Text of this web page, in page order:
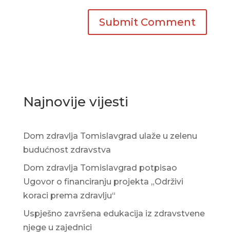
Najnovije vijesti
Dom zdravlja Tomislavgrad ulaže u zelenu
budućnost zdravstva
Dom zdravlja Tomislavgrad potpisao
Ugovor o financiranju projekta „Održivi
koraci prema zdravlju“
Uspješno završena edukacija iz zdravstvene
njege u zajednici